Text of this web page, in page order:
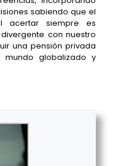
sabiendo que el
acertar siempre es
con nuestro
una pensión privada
globalizado y